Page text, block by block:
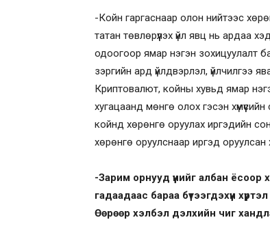
-Койн гаргаснаар олон нийтээс
татан төвлөрүүлэх үйл явц нь ардаа
одоогоор ямар нэгэн зохицуулалт
зэргийн ард үйлдвэрлэл, үйлчилгээ
Криптовалют, койны хувьд ямар
хугацаанд мөнгө олох гэсэн
койнд хөрөнгө оруулах иргэдийн
хөрөнгө оруулснаар иргэд
-Зарим орнууд үүнийг албан
гадаадаас бараа бүтээгдэхүүн
Өөрөөр хэлбэл дэлхийн чиг